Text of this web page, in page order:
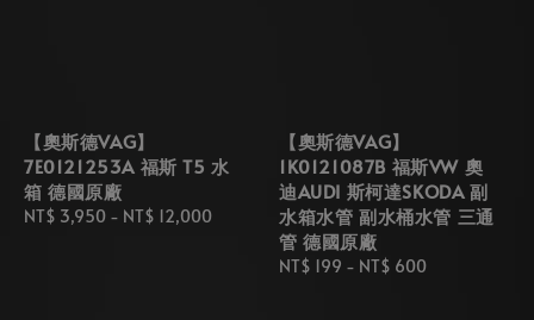
【奧斯德VAG】
7E0121253A 福斯 T5 水
箱 德國原廠
Regular
NT$ 3,950 - NT$ 12,000
【奧斯德VAG】
1K0121087B 福斯VW 奧
迪AUDI 斯柯達SKODA 副
水箱水管 副水桶水管 三通
管 德國原廠
Regular
NT$ 199 - NT$ 600